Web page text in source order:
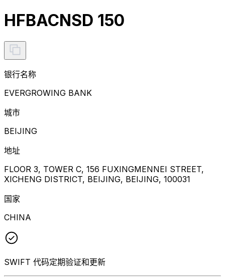
HFBACNSD 150
银行名称
EVERGROWING BANK
城市
BEIJING
地址
FLOOR 3, TOWER C, 156 FUXINGMENNEI STREET,
XICHENG DISTRICT, BEIJING, BEIJING, 100031
国家
CHINA
SWIFT 代码定期验证和更新